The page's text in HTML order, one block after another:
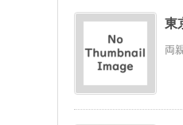
東
両